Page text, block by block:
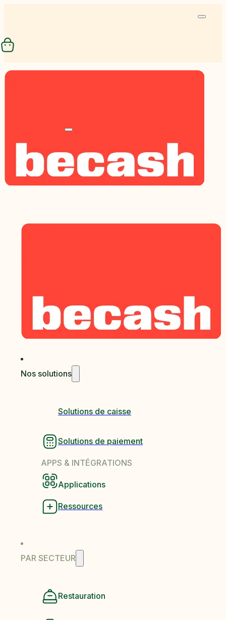
Nos solutions
Solutions de caisse
Solutions de paiement
APPS & INTÉGRATIONS
Applications
Ressources
PAR SECTEUR
Restauration